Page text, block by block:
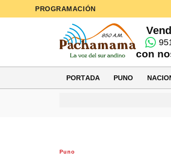
PROGRAMACIÓN
con
PORTADA PUNO
Puno